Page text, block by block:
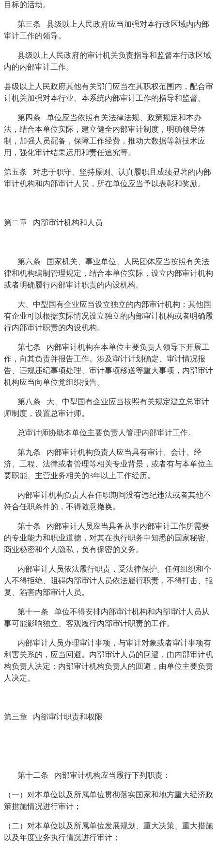
目标的活动。
第三条 县级以上人民政府应当加强对本行政区域内内部
审计工作的领导。
县级以上人民政府的审计机关负责指导和监督本行政区域
内的内部审计工作。
县级以上人民政府其他有关部门应当在其职权范围内，配合审
计机关加强对本行业、本系统内部审计工作的指导和监督。
第四条 单位应当依照有关法律法规、政策规定和本办
法，结合本单位实际，建立健全内部审计制度，明确领导体
制，加强人员配备，保障工作经费，推动大数据等新技术应
用，强化审计结果运用和责任追究等。
第五条 对忠于职守、坚持原则、认真履职且成绩显著的内部
审计机构和内部审计人员，所在单位应当予以表彰和奖励。
第二章 内部审计机构和人员
第六条 国家机关、事业单位、人民团体应当按照有关法
律和机构编制管理规定，结合本单位实际，设立内部审计机构
或者明确履行内部审计职责的内设机构。
大、中型国有企业应当设立独立的内部审计机构；其他国
有企业可以根据实际情况设立独立的内部审计机构或者明确履
行内部审计职责的内设机构。
第七条 内部审计机构在本单位主要负责人领导下开展工
作，向其负责并报告工作。涉及审计计划确定、审计情况报
告、违规违纪事项处理、审计事项移送等重大事项，内部审计
机构应当向单位党组织报告。
第八条 大、中型国有企业应当按照有关规定建立总审计
师制度，设置总审计师。
总审计师协助本单位主要负责人管理内部审计工作。
第九条 内部审计机构负责人应当具有审计、会计、经
济、工程、法律或者管理等相关专业背景，或者有与本单位主
要职能、主营业务相关的3年以上工作经历。
内部审计机构负责人在任职期间没有违纪违法或者其他不
符合任职条件的，不得随意撤换。
第十条 内部审计人员应当具备从事内部审计工作所需要
的专业能力和职业道德，对其在执行职务中知悉的国家秘密、
商业秘密和个人隐私，负有保密的义务。
内部审计人员依法履行职责，受法律保护。任何组织和个
人不得拒绝、阻碍内部审计人员依法履行职责，不得打击、报
复、陷害内部审计人员。
第十一条 单位不得安排内部审计机构和内部审计人员从
事可能影响独立、客观履行内部审计职责的工作。
内部审计人员办理审计事项，与审计对象或者审计事项有
利害关系的，应当回避。内部审计人员的回避，由内部审计机
构负责人决定；内部审计机构负责人的回避，由单位主要负责
人决定。
第三章 内部审计职责和权限
第十二条 内部审计机构应当履行下列职责：
（一）对本单位以及所属单位贯彻落实国家和地方重大经济政
策措施情况进行审计；
（二）对本单位以及所属单位发展规划、重大决策、重大措施
以及年度业务执行情况进行审计；